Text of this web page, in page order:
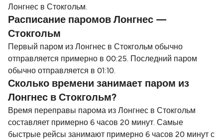
Лонгнес в Стокгольм.
Расписание паромов Лонгнес —
Стокгольм
Первый паром из Лонгнес в Стокгольм обычно
отправляется примерно в 00:25. Последний паром
обычно отправляется в 01:10.
Сколько времени занимает паром из
Лонгнес в Стокгольм?
Время переправы парома из Лонгнес в Стокгольм
составляет примерно 6 часов 20 минут. Самые
быстрые рейсы занимают примерно 6 часов 20 минут с